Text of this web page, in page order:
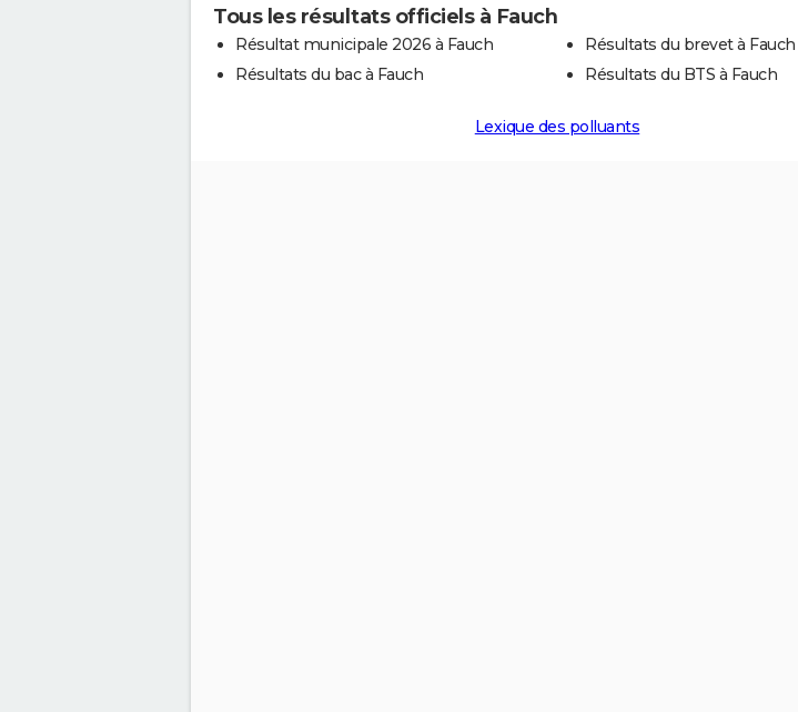
Tous les résultats officiels à Fauch
Résultat municipale 2026 à Fauch
Résultats du bac à Fauch
Résultats du brevet à Fauch
Résultats du BTS à Fauch
Lexique des polluants